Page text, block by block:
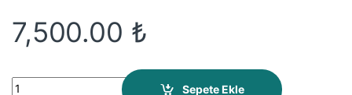
7,500.00 ₺
Ilgaz Rattan Armut Salıncak Gri quantity
Sepete Ekle